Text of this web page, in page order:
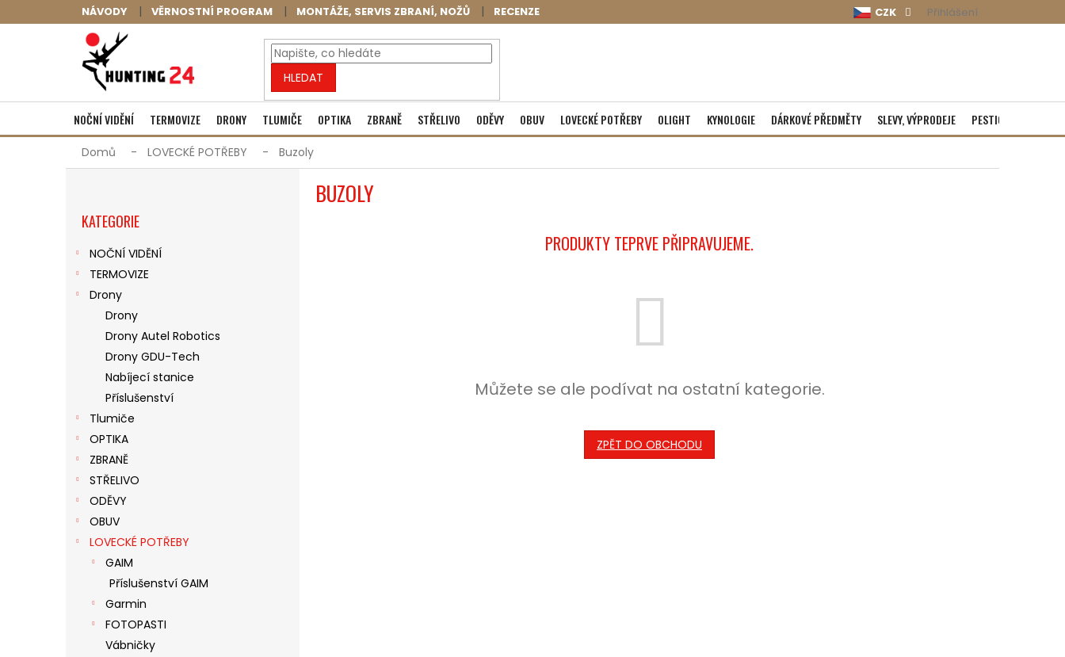
na
NÁVODY VĚRNOSTNÍ PROGRAM MONTÁŽE, SERVIS ZBRANÍ, NOŽŮ RECENZE CZK Přihlášení
HLEDAT
NÁKUPNÍ
KOŠÍK
Prázdný košík
NOČNÍ VIDĚNÍ TERMOVIZE DRONY TLUMIČE OPTIKA ZBRANĚ STŘELIVO ODĚVY OBUV LOVECKÉ POTŘEBY OLIGHT KYNOLOGIE DÁRKOVÉ PŘEDMĚTY SLEVY, VÝPRODEJE PESTICIDY
Domů LOVECKÉ POTŘEBY Buzoly
P
kategorie
KATEGORIE
NOČNÍ VIDĚNÍ
TERMOVIZE
Drony
Drony
Drony Autel Robotics
Drony GDU-Tech
Nabíjecí stanice
Příslušenství
Tlumiče
OPTIKA
ZBRANĚ
STŘELIVO
ODĚVY
OBUV
LOVECKÉ POTŘEBY
GAIM
Příslušenství GAIM
Garmin
FOTOPASTI
Vábničky
BUZOLY
PRODUKTY TEPRVE PŘIPRAVUJEME.
Můžete se ale podívat na ostatní kategorie.
ZPĚT DO OBCHODU